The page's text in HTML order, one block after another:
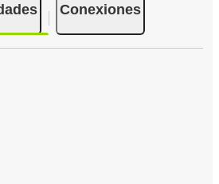
Conexiones